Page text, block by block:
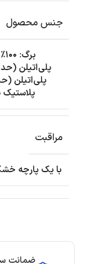
ضمانت
جنس محصول
پلاستیک
مراقبت
با یک پارچه